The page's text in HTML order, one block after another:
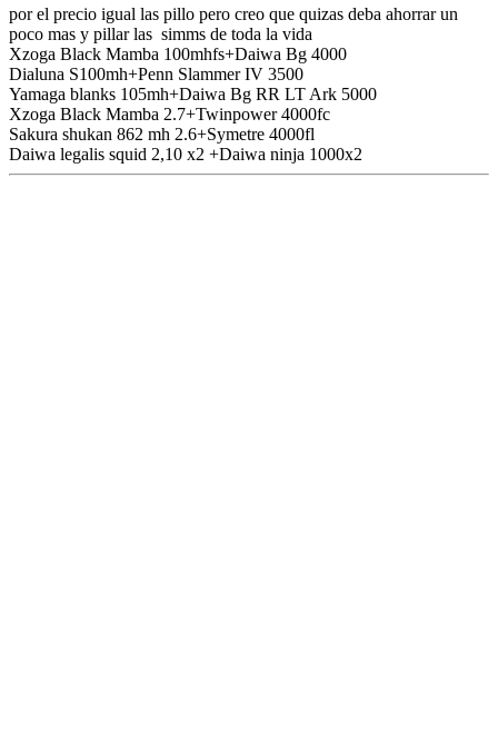
por el precio igual las pillo pero creo que quizas deba ahorrar un
poco mas y pillar las simms de toda la vida
Xzoga Black Mamba 100mhfs+Daiwa Bg 4000
Dialuna S100mh+Penn Slammer IV 3500
Yamaga blanks 105mh+Daiwa Bg RR LT Ark 5000
Xzoga Black Mamba 2.7+Twinpower 4000fc
Sakura shukan 862 mh 2.6+Symetre 4000fl
Daiwa legalis squid 2,10 x2 +Daiwa ninja 1000x2